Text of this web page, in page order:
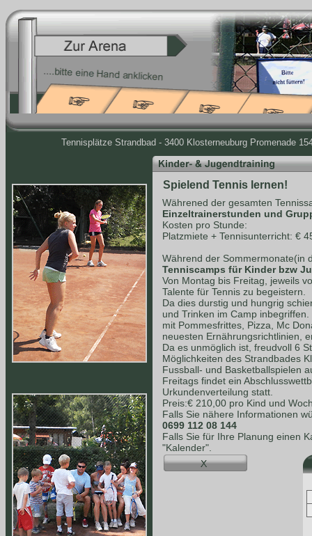
Tennisplätze Strandbad - 3400 Klosterneuburg Promenade
Spielend Tennis lernen!
Währened der gesamten
Einzeltrainerstunden und
Kosten pro Stunde:
Platzmiete + Tennisunterricht: €
Während der Sommermonate(in
Tenniscamps für Kinder bzw
Von Montag bis Freitag, jeweils
Talente für Tennis zu begeistern.
Da dies durstig und hungrig
und Trinken im Camp
mit Pommesfrittes, Pizza, Mc
neuesten Ernährungsrichtlinien,
Da es unmöglich ist, freudvoll 6
Möglichkeiten des Strandbades
Fussball- und Basketballspielen
Freitags findet ein
Urkundenverteilung statt.
Preis:€ 210,00 pro Kind und
Falls Sie nähere Informationen
0699 112 08 144
Falls Sie für Ihre Planung einen
"Kalender".